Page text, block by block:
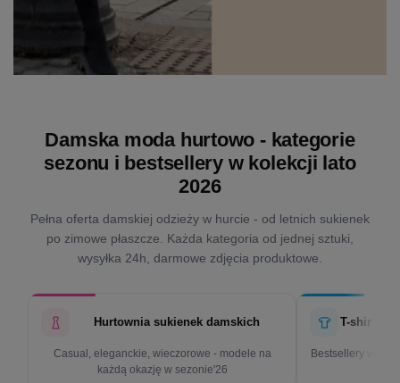
Damska moda hurtowo - kategorie
sezonu i bestsellery w kolekcji lato
2026
Pełna oferta damskiej odzieży w hurcie - od letnich sukienek
po zimowe płaszcze. Każda kategoria od jednej sztuki,
wysyłka 24h, darmowe zdjęcia produktowe.
Hurtownia sukienek damskich
Casual, eleganckie, wieczorowe - modele na
każdą okazję w sezonie'26
T-shirty
Bestsellery w